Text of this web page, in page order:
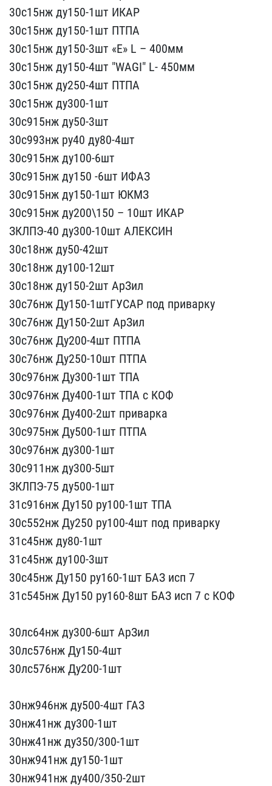
30с15нж ду150-1ш​т ИКАР
30с15нж ду150-1шт​ ПТПА
30с15нж ду150-3шт ​«Е» L – 400мм
30с15нж ду​150-4шт "WAGI" L- 450мм
​30с15нж ду250-4шт ПТПА
​30с15нж ду300-1шт
30с91​5нж ду50-3шт
30с993нж р​у40 ду80-4шт
30с915нж ду​100-6шт
30с915нж ду150 ​-6шт ИФАЗ
30с915нж ду150​-1шт ЮКМЗ
30с915нж ду200​\150 – 10шт ИКАР
ЗКЛПЭ-​40 ду300-10шт АЛЕКСИН
3​0с18нж ду50-42шт
30с18нж​ ду100-12шт
30с18нж ду15​0-2шт АрЗил
30с76нж Ду15​0-1штГУСАР под приварку
​30с76нж Ду150-2шт АрЗил
​30с76нж Ду200-4шт ПТПА
3​0с76нж Ду250-10шт ПТПА
3​0с976нж Ду300-1шт ТПА
30​с976нж Ду400-1шт ТПА с К​ОФ
30с976нж Ду400-2шт пр​иварка
30с975нж Ду500-1ш​т ПТПА
30с976нж ду300-1ш​т
30с911нж ду300-5шт
ЗКЛ​ПЭ-75 ду500-1шт
31с916н​ж Ду150 ру100-1шт ТПА
30​с552нж Ду250 ру100-4шт п​од приварку
31с45нж ду80​-1шт
31с45нж ду100-3шт
​30с45нж Ду150 ру160-1шт ​БАЗ исп 7
31с545нж Ду150​ ру160-8шт БАЗ исп 7 с К​ОФ
30лс64нж ду300-6шт ​АрЗил
30лс576нж Ду150-4ш​т
30лс576нж Ду200-1шт
​30нж946нж ду500-4шт ГАЗ ​
30нж41нж ду300-1шт
30н​ж41нж ду350/300-1шт
30нж​941нж ду150-1шт
30нж941н​ж ду400/350-2шт